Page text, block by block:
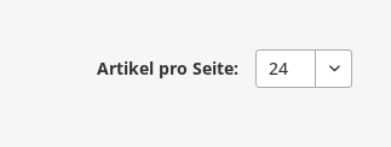
Artikel pro Seite: